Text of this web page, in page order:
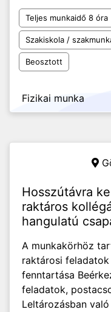
Teljes munkaidő 8 óra
Szakiskola /
Beosztott
Fizikai munka
Hosszútávra
raktáros
hangulatú
A munkakörhöz
raktárosi
fenntartása
feladatok,
Leltározásban